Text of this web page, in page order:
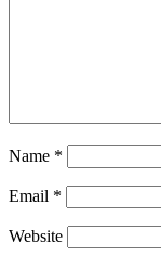
Name *
Email *
Website